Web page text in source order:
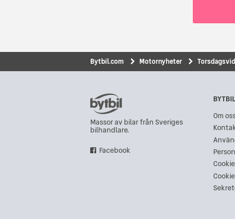
Bytbil.com Motornyheter
Massor av bilar från Sveriges
bilhandlare.
Facebook
Om